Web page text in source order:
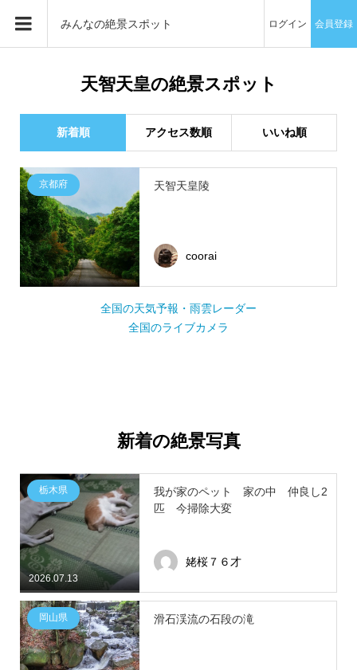
みんなの絶景スポット ログイン 会員登録
天智天皇の絶景スポット
新着順 アクセス数順 いいね順
京都府 天智天皇陵
coorai
全国の天気予報・雨雲レーダー
全国のライブカメラ
新着の絶景写真
2026.07.13
栃木県
我が家のペット 家の中 仲良し2
匹 今掃除大変
姥桜７６才
岡山県 滑石渓流の石段の滝